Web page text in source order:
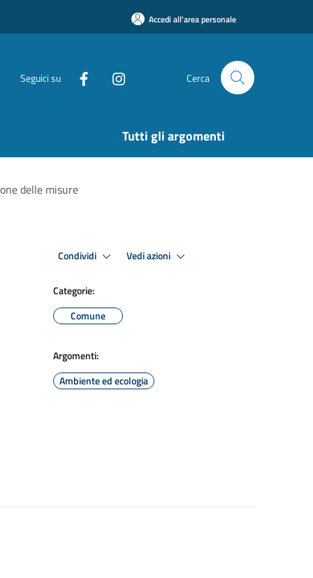
Accedi all'area personale
Seguici su Cerca
Tutti gli argomenti
delle misure
Condividi Vedi azioni
Categorie:
Comune
Argomenti:
Ambiente ed ecologia